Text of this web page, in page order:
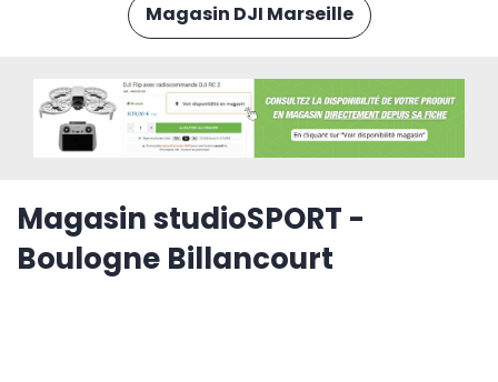
Magasin DJI Marseille
Magasin studioSPORT -
Boulogne Billancourt